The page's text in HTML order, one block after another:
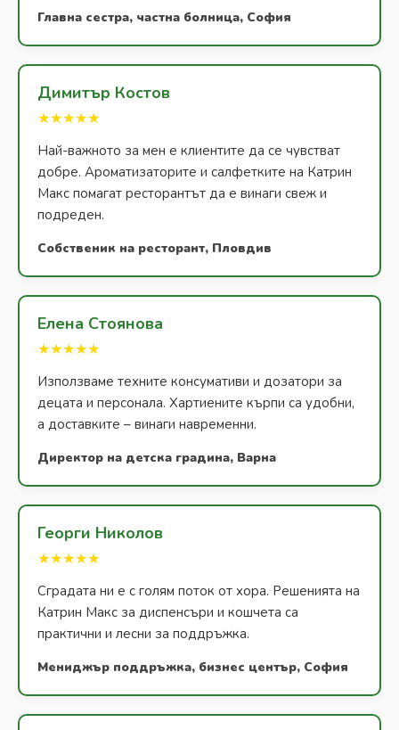
Главна сестра, частна болница, София
Димитър Костов
★★★★★
Най-важното за мен е клиентите да се чувстват
добре. Ароматизаторите и салфетките на Катрин
Макс помагат ресторантът да е винаги свеж и
подреден.
Собственик на ресторант, Пловдив
Елена Стоянова
★★★★★
Използваме техните консумативи и дозатори за
децата и персонала. Хартиените кърпи са удобни,
а доставките – винаги навременни.
Директор на детска градина, Варна
Георги Николов
★★★★★
Сградата ни е с голям поток от хора. Решенията на
Катрин Макс за диспенсъри и кошчета са
практични и лесни за поддръжка.
Мениджър поддръжка, бизнес център, София